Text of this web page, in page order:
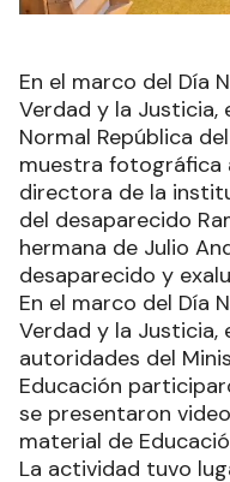
En el marco del Día
Verdad y la Justicia,
Normal República
muestra fotográfica
directora de la
del desaparecido
hermana de Julio
desaparecido y
En el marco del Día
Verdad y la
autoridades del
Educación
se presentaron
material de
La actividad tuvo